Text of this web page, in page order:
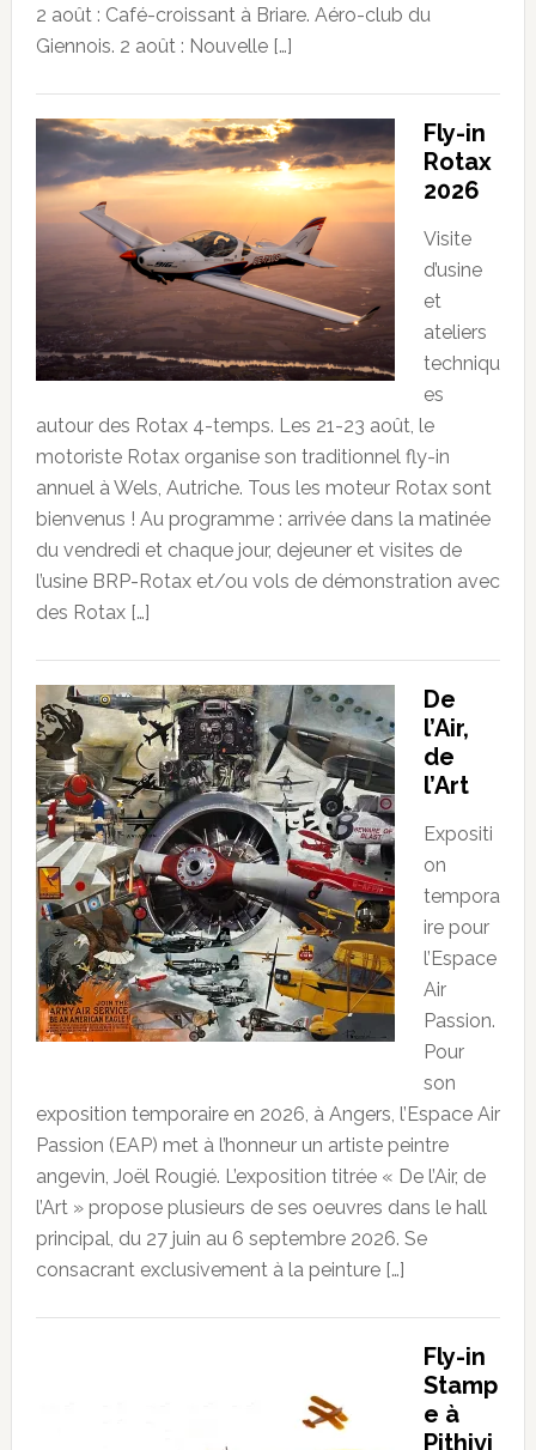
2 août : Café-croissant à Briare. Aéro-club du
Giennois. 2 août : Nouvelle […]
Fly-in
Rotax
2026
Visite
d’usine
et
ateliers
techniqu
es
autour des Rotax 4-temps. Les 21-23 août, le
motoriste Rotax organise son traditionnel fly-in
annuel à Wels, Autriche. Tous les moteur Rotax sont
bienvenus ! Au programme : arrivée dans la matinée
du vendredi et chaque jour, dejeuner et visites de
l’usine BRP-Rotax et/ou vols de démonstration avec
des Rotax […]
De
l’Air,
de
l’Art
Expositi
on
tempora
ire pour
l’Espace
Air
Passion.
Pour
son
exposition temporaire en 2026, à Angers, l’Espace Air
Passion (EAP) met à l’honneur un artiste peintre
angevin, Joël Rougié. L’exposition titrée « De l’Air, de
l’Art » propose plusieurs de ses oeuvres dans le hall
principal, du 27 juin au 6 septembre 2026. Se
consacrant exclusivement à la peinture […]
Fly-in
Stamp
e à
Pithivi